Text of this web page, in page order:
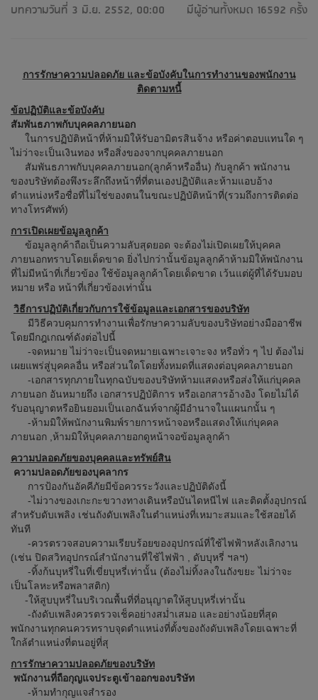
บทความวันที่ 3 มิ.ย. 2552, 00:00
มีผู้อ่านทั้งหมด 16592 ครั้ง
การรักษาความปลอดภัย และข้อบังคับในการทำงานของพนักงาน
ติดตามหนี้
ข้อปฏิบัติและข้อบังคับ
สัมพันธภาพกับบุคคลภายนอก
ในการปฏิบัติหน้าที่ห้ามมิให้รับอามิตรสินจ้าง หรือค่าตอบแทนใด ๆ
ไม่ว่าจะเป็นเงินทอง หรือสิ่งของจากบุคคลภายนอก
สัมพันธภาพกับบุคคลภายนอก(ลูกค้าหรืออื่น) กับลูกค้า พนักงาน
ของบริษัทต้องพึงระลึกถึงหน้าที่ที่ตนเองปฏิบัติและห้ามแอบอ้าง
ตำแหน่งหรือชื่อที่ไม่ใช่ของตนในขณะปฏิบัติหน้าที่(รวมถึงการติดต่อ
ทางโทรศัพท์)
การเปิดเผยข้อมูลลูกค้า
ข้อมูลลูกค้าถือเป็นความลับสุดยอด จะต้องไม่เปิดเผยให้บุคคล
ภายนอกทราบโดยเด็ดขาด ยิ่งไปกว่านั้นข้อมูลลูกค้าห้ามมิให้พนักงาน
ที่ไม่มีหน้าที่เกี่ยวข้อง ใช้ข้อมูลลูกค้าโดยเด็ดขาด เว้นแต่ผู้ที่ได้รับมอบ
หมาย หรือ หน้าที่เกี่ยวข้องเท่านั้น
วิธีการปฏิบัติเกี่ยวกับการใช้ข้อมูลและเอกสารของบริษัท
มีวิธีควบคุมการทำงานเพื่อรักษาความลับของบริษัทอย่างมืออาชีพ
โดยมีกฎเกณฑ์ดังต่อไปนี้
-จดหมาย ไม่ว่าจะเป็นจดหมายเฉพาะเจาะจง หรือทั่ว ๆ ไป ต้องไม่
เผยแพร่สู่บุคคลอื่น หรือส่วนใดโดยทั้งหมดที่แสดงต่อบุคคลภายนอก
-เอกสารทุกภายในทุกฉบับของบริษัทห้ามแสดงหรือส่งให้แก่บุคคล
ภายนอก อันหมายถึง เอกสารปฏิบัติการ หรือเอกสารอ้างอิง โดยไม่ได้
รับอนุญาตหรือยินยอมเป็นเอกฉันท์จากผู้มีอำนาจในแผนกนั้น ๆ
-ห้ามมิให้พนักงานพิมพ์รายการหน้าจอหรือแสดงให้แก่บุคคล
ภายนอก ,ห้ามมิให้บุคคลภายอกดูหน้าจอข้อมูลลูกค้า
ความปลอดภัยของบุคคลและทรัพย์สิน
ความปลอดภัยของบุคลากร
การป้องกันอัคคีภัยมีข้อควรระวังและปฏิบัติดังนี้
-ไม่วางของเกะกะขวางทางเดินหรือบันไดหนีไฟ และติดตั้งอุปกรณ์
สำหรับดับเพลิง เช่นถังดับเพลิงในตำแหน่งที่เหมาะสมและใช้สอยได้
ทันที
-ควรตรวจสอบความเรียบร้อยของอุปกรณ์ที่ใช้ไฟฟ้าหลังเลิกงาน
(เช่น ปิดสวิทอุปกรณ์สำนักงานที่ใช้ไฟฟ้า , ดับบุหรี่ ฯลฯ)
-ทิ้งก้นบุหรี่ในที่เขี่ยบุหรี่เท่านั้น (ต้องไม่ทิ้งลงในถังขยะ ไม่ว่าจะ
เป็นโลหะหรือพลาสติก)
-ให้สูบบุหรี่ในบริเวณพื้นที่ที่อนุญาตให้สูบบุหรี่เท่านั้น
-ถังดับเพลิงควรตรวจเช็คอย่างสม่ำเสมอ และอย่างน้อยที่สุด
พนักงานทุกคนควรทราบจุดตำแหน่งที่ตั้งของถังดับเพลิงโดยเฉพาะที่
ใกล้ตำแหน่งที่ตนอยู่ที่สุ
การรักษาความปลอดภัยของบริษัท
พนักงานที่ถือกุญแจประตูเข้าออกของบริษัท
-ห้ามทำกุญแจสำรอง